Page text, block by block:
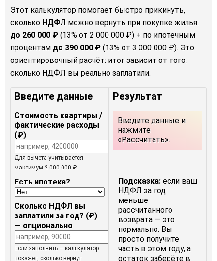
Этот калькулятор помогает быстро прикинуть,
сколько НДФЛ можно вернуть при покупке жилья:
до 260 000 ₽ (13% от 2 000 000 ₽) + по ипотечным
процентам до 390 000 ₽ (13% от 3 000 000 ₽). Это
ориентировочный расчёт: итог зависит от того,
сколько НДФЛ вы реально заплатили.
Введите данные
Стоимость квартиры /
фактические расходы
(₽)
Для вычета учитывается
максимум 2 000 000 ₽.
Есть ипотека?
Сколько НДФЛ вы
заплатили за год? (₽)
— опционально
Если заполнить — калькулятор
покажет, сколько вернут
Результат
Введите данные и
нажмите
«Рассчитать».
Подсказка: если ваш
НДФЛ за год
меньше
рассчитанного
возврата — это
нормально. Вы
просто получите
часть в этом году, а
остаток заберёте в